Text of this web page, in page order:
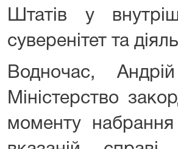
Штатів у
суверенітет та
Водночас,
Міністерство
моменту